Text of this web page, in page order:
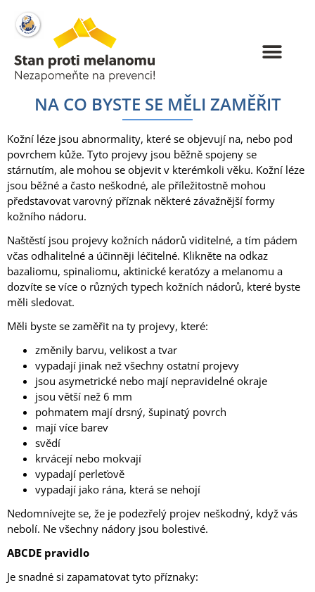
NA CO BYSTE SE MĚLI ZAMĚŘIT
Kožní léze jsou abnormality, které se objevují na, nebo pod
povrchem kůže. Tyto projevy jsou běžně spojeny se
stárnutím, ale mohou se objevit v kterémkoli věku. Kožní léze
jsou běžné a často neškodné, ale příležitostně mohou
představovat varovný příznak některé závažnější formy
kožního nádoru.
Naštěstí jsou projevy kožních nádorů viditelné, a tím pádem
včas odhalitelné a účinněji léčitelné. Klikněte na odkaz
bazaliomu, spinaliomu, aktinické keratózy a melanomu a
dozvíte se více o různých typech kožních nádorů, které byste
měli sledovat.
Měli byste se zaměřit na ty projevy, které:
změnily barvu, velikost a tvar
vypadají jinak než všechny ostatní projevy
jsou asymetrické nebo mají nepravidelné okraje
jsou větší než 6 mm
pohmatem mají drsný, šupinatý povrch
mají více barev
svědí
krvácejí nebo mokvají
vypadají perleťově
vypadají jako rána, která se nehojí
Nedomnívejte se, že je podezřelý projev neškodný, když vás
nebolí. Ne všechny nádory jsou bolestivé.
ABCDE pravidlo
Je snadné si zapamatovat tyto příznaky: